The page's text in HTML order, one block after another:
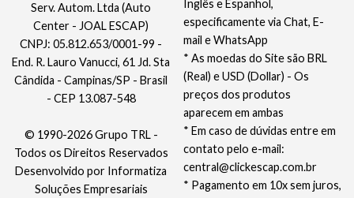
Inglês e Espanhol,
especificamente via Chat, E-
mail e WhatsApp
* As moedas do Site são BRL
(Real) e USD (Dollar) - Os
preços dos produtos
aparecem em ambas
* Em caso de dúvidas entre em
contato pelo e-mail:
central@clickescap.com.br
* Pagamento em 10x sem juros,
Serv. Autom. Ltda (Auto
Center - JOAL ESCAP)
CNPJ: 05.812.653/0001-99 -
End. R. Lauro Vanucci, 61 Jd. Sta
Cândida - Campinas/SP - Brasil
- CEP 13.087-548
© 1990-2026 Grupo TRL -
Todos os Direitos Reservados
Desenvolvido por Informatiza
Soluções Empresariais